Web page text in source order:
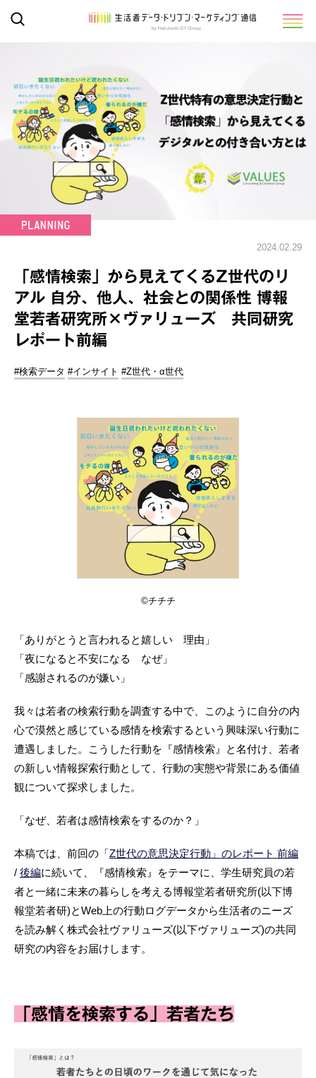
2024.02.29
「感情検索」から見えてくるZ世代のリ
アル 自分、他人、社会との関係性 博報
堂若者研究所×ヴァリューズ 共同研究
レポート前編
#検索データ #インサイト #Z世代・α世代
©チチチ
「ありがとうと言われると嬉しい 理由」
「夜になると不安になる なぜ」
「感謝されるのが嫌い」
我々は若者の検索行動を調査する中で、このように自分の内
心で漠然と感じている感情を検索するという興味深い行動に
遭遇しました。こうした行動を『感情検索』と名付け、若者
の新しい情報探索行動として、行動の実態や背景にある価値
観について探求しました。
「なぜ、若者は感情検索をするのか？」
本稿では、前回の「Z世代の意思決定行動」のレポート 前編
/ 後編に続いて、『感情検索』をテーマに、学生研究員の若
者と一緒に未来の暮らしを考える博報堂若者研究所(以下博
報堂若者研)とWeb上の行動ログデータから生活者のニーズ
を読み解く株式会社ヴァリューズ(以下ヴァリューズ)の共同
研究の内容をお届けします。
「感情を検索する」若者たち